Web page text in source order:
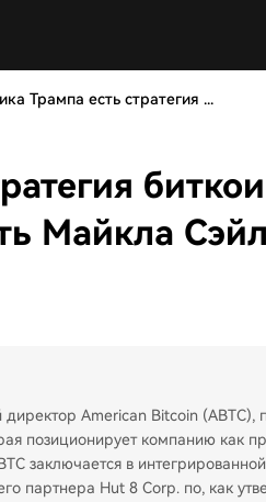
Трампа есть стратегия ...
Майкла
American Bitcoin (ABTC),
позиционирует компанию как
заключается в
партнера Hut 8 Corp. по, как